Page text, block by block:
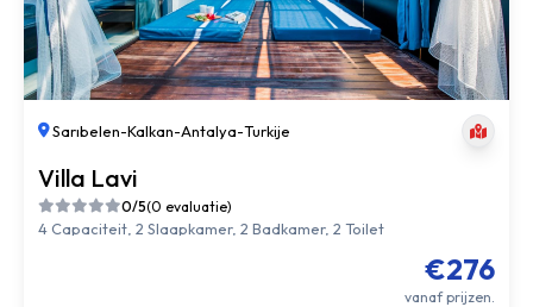
Sarıbelen-Kalkan-Antalya-Turkije
Villa Lavi
0/5(0 evaluatie)
4 Capaciteit, 2 Slaapkamer, 2 Badkamer, 2 Toilet
€276
vanaf prijzen.